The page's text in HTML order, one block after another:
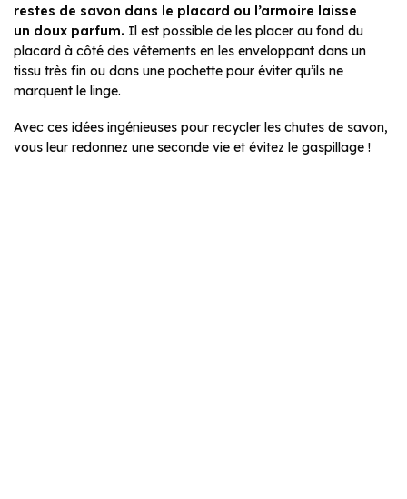
restes de savon dans le placard ou l’armoire laisse
un doux parfum. Il est possible de les placer au fond du
placard à côté des vêtements en les enveloppant dans un
tissu très fin ou dans une pochette pour éviter qu’ils ne
marquent le linge.
Avec ces idées ingénieuses pour recycler les chutes de savon,
vous leur redonnez une seconde vie et évitez le gaspillage !